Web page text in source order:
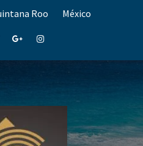
Roo México
Google+Instagram